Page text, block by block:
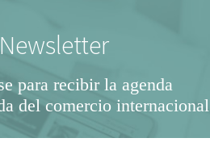
Newsletter
para recibir la agenda
del comercio internacional